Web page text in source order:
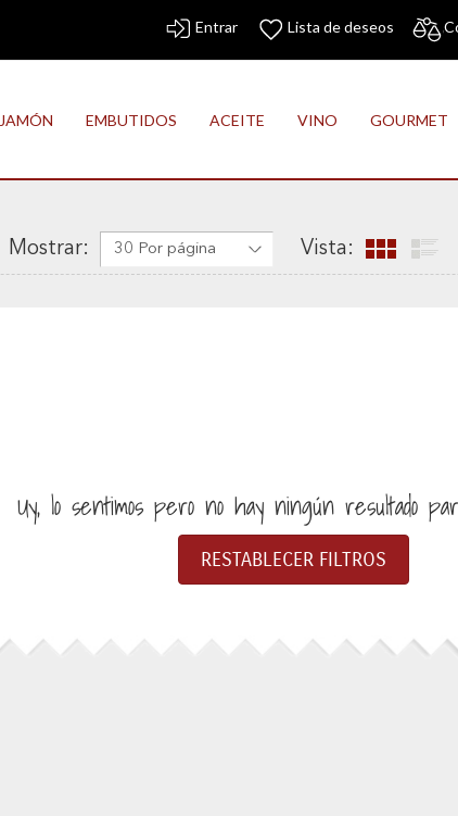
Entrar Lista de deseos
JAMÓN EMBUTIDOS ACEITE VINO GOURMET
Mostrar: 30 Por página Vista:
Uy, lo sentimos pero no hay ningún resultado